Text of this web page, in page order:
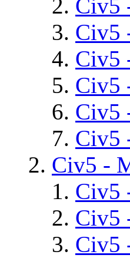
Civ5
Civ5
Civ5
Civ5
Civ5
Civ5
Civ5 -
Civ5
Civ5
Civ5